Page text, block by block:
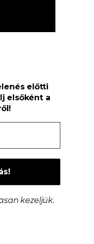
előtti
elsőként a
kezeljük.